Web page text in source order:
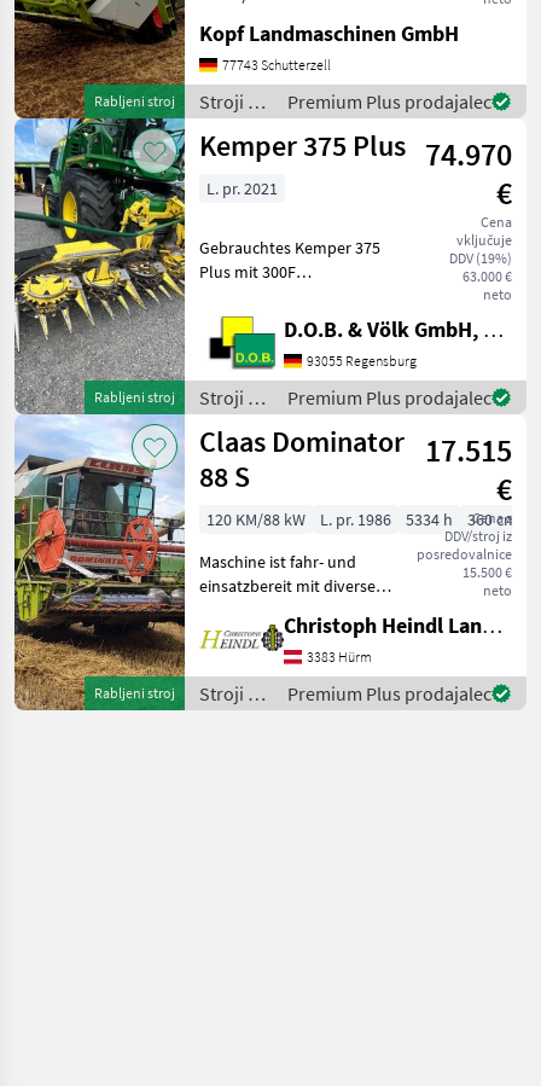
Rabljeni stroj
1006-60TW 125kW / 170 PS
(ECE) 134 kW / 182 PS
brutto 3.062 ha 2.859
Betriebsstunden
Kopf Landmaschinen GmbH
77743 Schutterzell
Stroji za
spravilo
-
/ Claas
Premium Plus prodajalec
Rabljeni stroj
Kemper 375 Plus 74.970
€
Cena
vključuje
DDV (19%)
63.000 €
neto
L. pr. 2021
Gebrauchtes Kemper 375
Plus mit 300F
07.2021 * AHC -
Automatische
Höhenführung *
Zünslerbügel * Komfort
Zusatzfahrwerk 300F Das
Maisgebiss
D.O.B. & Völk GmbH, Filiale Regensburg
93055 Regensburg
Stroji za
spravilo
-
poljedelstvo
/
Kemper
Premium Plus prodajalec
Rabljeni stroj
Claas Dominator
88 S
17.515
€
Cena z
DDV/stroj iz
posredovalnice
15.500 €
neto
120 KM/88 kW L. pr. 1986 5334 h
360 cm
Maschine ist fahr- und
einsatzbereit mit diversen
optischen Mängeln. -
Perkins Motor 5, 8l 120 PS -
Schaltgetriebe 20km/h - 5
Schüttler
Christoph Heindl Landtechnik GmbH, Inning
3383 Hürm
Stroji za
spravilo
Premium Plus prodajalec